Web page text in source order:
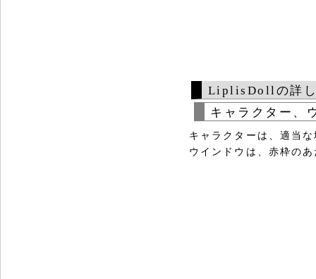
LiplisDollの詳
キャラクター、
キャラクターは、適当
ウインドウは、赤枠の